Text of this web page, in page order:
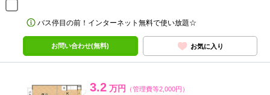
バス停目の前！インターネット無料で使い放題☆
お問い合わせ(無料) お気に入り
3.2 万円 （管理費等2,000円）